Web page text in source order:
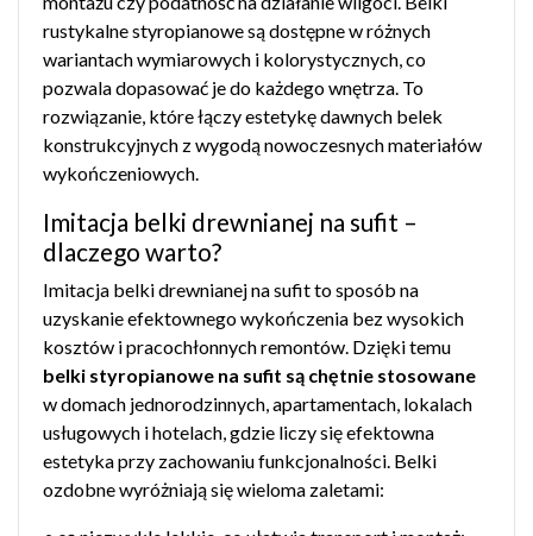
rustykalne styropianowe są dostępne w różnych
wariantach wymiarowych i kolorystycznych, co
pozwala dopasować je do każdego wnętrza. To
rozwiązanie, które łączy estetykę dawnych belek
konstrukcyjnych z wygodą nowoczesnych materiałów
wykończeniowych.
Imitacja belki drewnianej na sufit –
dlaczego warto?
Imitacja belki drewnianej na sufit to sposób na
uzyskanie efektownego wykończenia bez wysokich
kosztów i pracochłonnych remontów. Dzięki temu
belki styropianowe na sufit są chętnie stosowane
w domach jednorodzinnych, apartamentach, lokalach
usługowych i hotelach, gdzie liczy się efektowna
estetyka przy zachowaniu funkcjonalności. Belki
ozdobne wyróżniają się wieloma zaletami: